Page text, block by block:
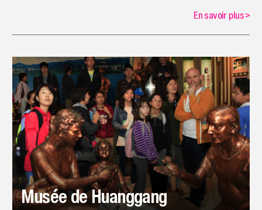
En savoir plus>
Musée de Huanggang